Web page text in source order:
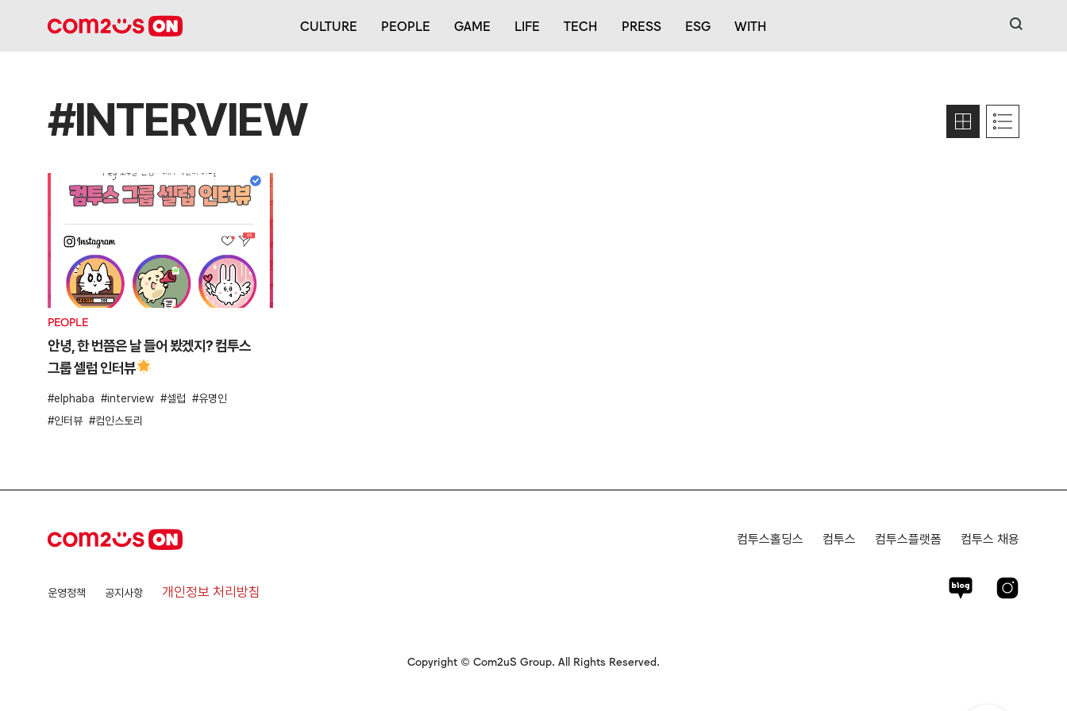
CULTURE PEOPLE GAME LIFE TECH PRESS ESG WITH 검색
#INTERVIEW
PEOPLE
안녕, 한 번쯤은 날 들어 봤겠지? 컴투스
그룹 셀럽 인터뷰
elphaba interview 셀럽
유명인
인터뷰
컴인스토리
운영정책 공지사항 개인정보 처리방침
컴투스홀딩스 컴투스 컴투스플랫폼 컴투스 채용
Copyright © Com2uS Group. All Rights Reserved.